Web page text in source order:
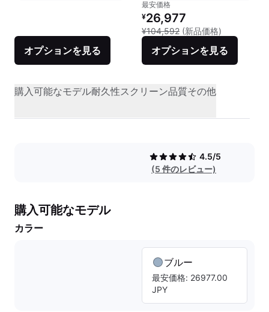
オプションを見る
最安価格
リファービッシュ品の価格：
¥26,977
¥104,592 (新品価格)
オプションを見る
購入可能なモデル耐久性スクリーン品質その他
4.5/5
(5 件のレビュー)
購入可能なモデル
カラー
ブルー
最安価格: 26977.00
JPY